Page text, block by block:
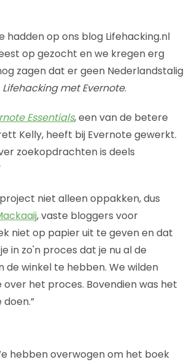
op ons blog Lifehacking.nl
op gezocht en we kregen erg
zagen dat er geen Nederlandstalig
Lifehacking met Evernote.
Essentials, een van de betere
Kelly, heeft bij Evernote gewerkt.
zoekopdrachten is deels
niet alleen oppakken, dus
, vaste bloggers voor
niet op papier uit te geven en dat
in zo'n proces dat je nu al de
winkel te hebben. We wilden
het proces. Bovendien was het
hebben overwogen om het boek